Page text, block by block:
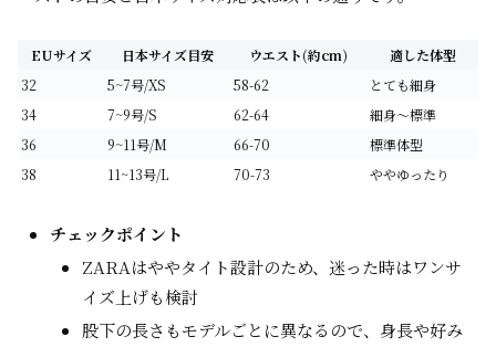
EUサイズ 日本サイズ目安 ウエスト(約cm)
適した体型
32
5~7号/XS 58-62
とても細身
34
7~9号/S 62-64
細身〜標準
36
9~11号/M 66-70
標準体型
38
11~13号/L 70-73 ややゆったり
チェックポイント
ZARAはややタイト設計のため、迷った時はワンサ
イズ上げも検討
股下の長さもモデルごとに異なるので、身長や好み